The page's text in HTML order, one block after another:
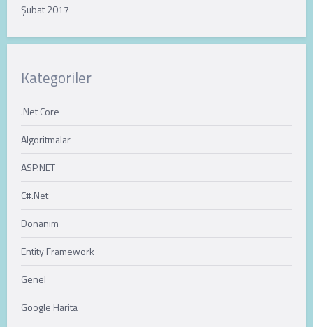
Şubat 2017
Kategoriler
.Net Core
Algoritmalar
ASP.NET
C#.Net
Donanım
Entity Framework
Genel
Google Harita